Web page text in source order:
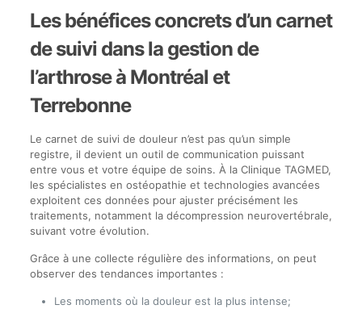
Les bénéfices concrets d’un carnet
de suivi dans la gestion de
l’arthrose à Montréal et
Terrebonne
Le carnet de suivi de douleur n’est pas qu’un simple
registre, il devient un outil de communication puissant
entre vous et votre équipe de soins. À la Clinique TAGMED,
les spécialistes en ostéopathie et technologies avancées
exploitent ces données pour ajuster précisément les
traitements, notamment la décompression neurovertébrale,
suivant votre évolution.
Grâce à une collecte régulière des informations, on peut
observer des tendances importantes :
Les moments où la douleur est la plus intense;